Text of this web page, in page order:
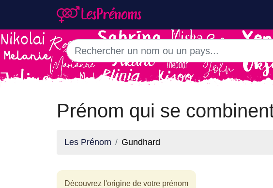
Prénom qui se
Les Prénom Gundhard
Découvrez l'origine de votre prénom